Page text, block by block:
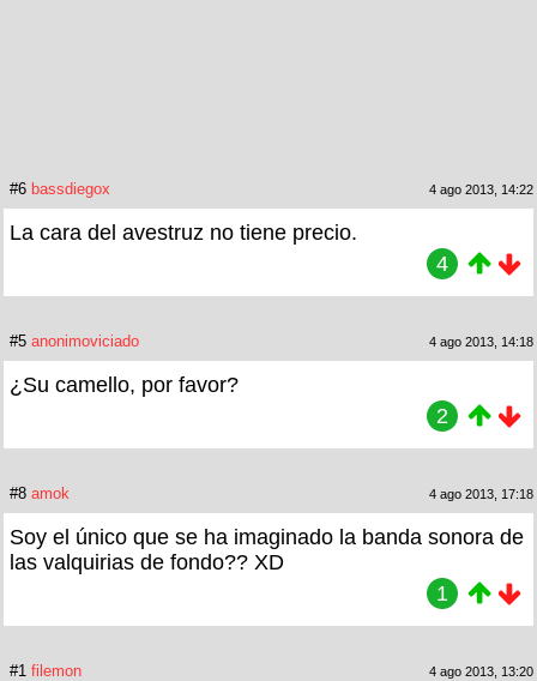
#6 bassdiegox 4 ago 2013, 14:22
La cara del avestruz no tiene precio.
4
#5 anonimoviciado 4 ago 2013, 14:18
¿Su camello, por favor?
2
#8 amok 4 ago 2013, 17:18
Soy el único que se ha imaginado la banda sonora de
las valquirias de fondo?? XD
1
#1 filemon 4 ago 2013, 13:20